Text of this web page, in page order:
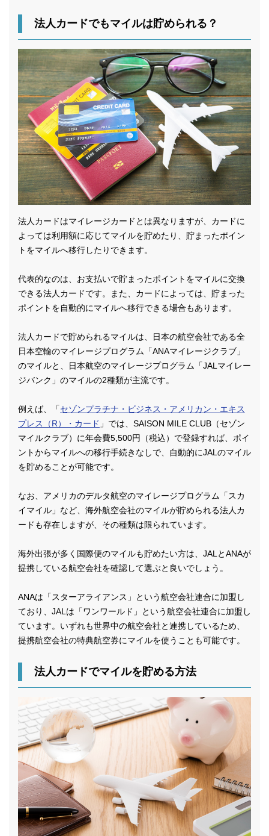
法人カードでもマイルは貯められる？
法人カードはマイレージカードとは異なりますが、カードに
よっては利用額に応じてマイルを貯めたり、貯まったポイン
トをマイルへ移行したりできます。
代表的なのは、お支払いで貯まったポイントをマイルに交換
できる法人カードです。また、カードによっては、貯まった
ポイントを自動的にマイルへ移行できる場合もあります。
法人カードで貯められるマイルは、日本の航空会社である全
日本空輸のマイレージプログラム「ANAマイレージクラブ」
のマイルと、日本航空のマイレージプログラム「JALマイレー
ジバンク」のマイルの2種類が主流です。
例えば、「セゾンプラチナ・ビジネス・アメリカン・エキス
プレス（R）・カード 」では、SAISON MILE CLUB（セゾン
マイルクラブ）に年会費5,500円（税込）で登録すれば、ポイ
ントからマイルへの移行手続きなしで、自動的にJALのマイル
を貯めることが可能です。
なお、アメリカのデルタ航空のマイレージプログラム「スカ
イマイル」など、海外航空会社のマイルが貯められる法人カ
ードも存在しますが、その種類は限られています。
海外出張が多く国際便のマイルも貯めたい方は、JALとANAが
提携している航空会社を確認して選ぶと良いでしょう。
ANAは「スターアライアンス」という航空会社連合に加盟し
ており、JALは「ワンワールド」という航空会社連合に加盟し
ています。いずれも世界中の航空会社と連携しているため、
提携航空会社の特典航空券にマイルを使うことも可能です。
法人カードでマイルを貯める方法